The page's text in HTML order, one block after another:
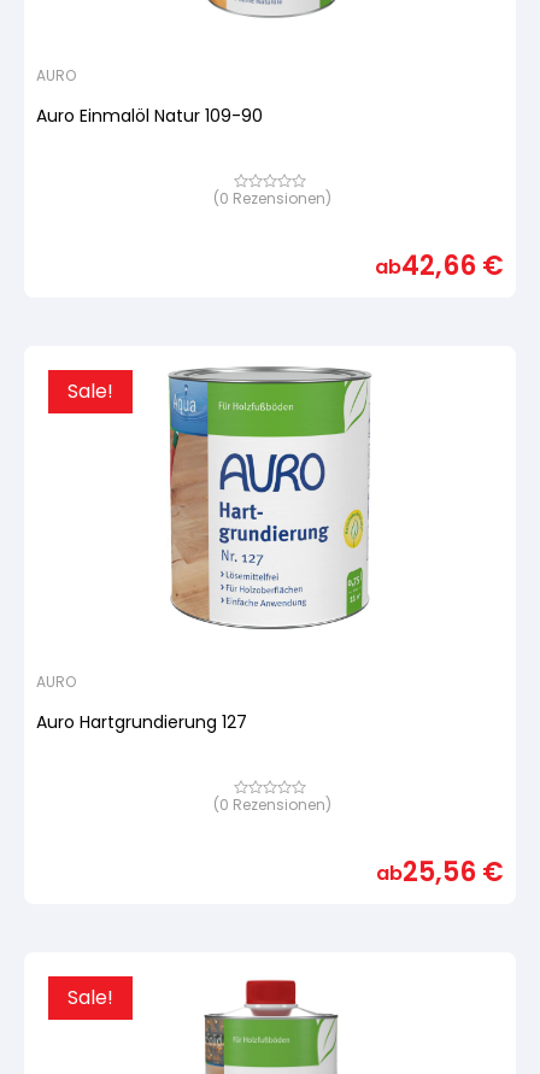
AURO
Auro Einmalöl Natur 109-90
Bewertet
(0 Rezensionen)
ab42,66€
Sale!
AURO
Auro Hartgrundierung 127
Bewertet
(0 Rezensionen)
ab25,56€
Sale!